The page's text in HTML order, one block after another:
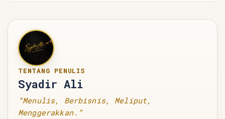
TENTANG PENULIS
Syadir Ali
“Menulis, Berbisnis, Meliput,
Menggerakkan.”